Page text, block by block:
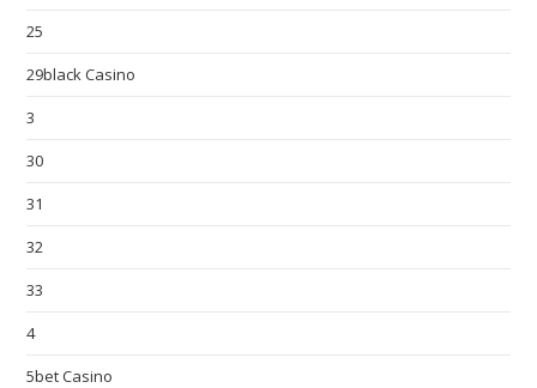
25
29black Casino
3
30
31
32
33
4
5bet Casino